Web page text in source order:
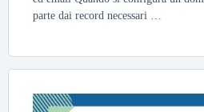
parte dai record necessari …